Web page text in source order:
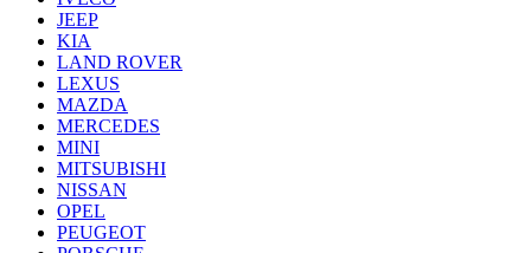
JEEP
KIA
LAND ROVER
LEXUS
MAZDA
MERCEDES
MINI
MITSUBISHI
NISSAN
OPEL
PEUGEOT